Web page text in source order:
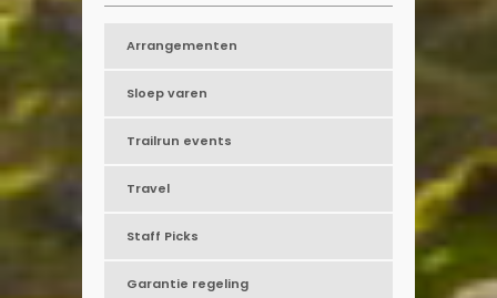
Arrangementen
Sloep varen
Trailrun events
Travel
Staff Picks
Garantie regeling